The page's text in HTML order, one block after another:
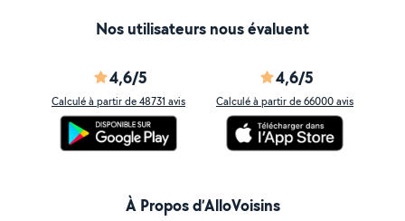
Nos utilisateurs nous évaluent
4,6/5
Calculé à partir de 48731 avis
4,6/5
Calculé à partir de 66000 avis
À Propos d’AlloVoisins